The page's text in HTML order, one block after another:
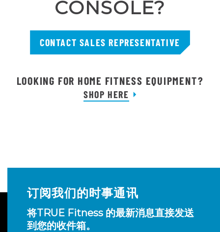
CONSOLE?
CONTACT SALES REPRESENTATIVE
LOOKING FOR HOME FITNESS EQUIPMENT?
SHOP HERE
订阅我们的时事通讯
将TRUE Fitness 的最新消息直接发送
到您的收件箱。